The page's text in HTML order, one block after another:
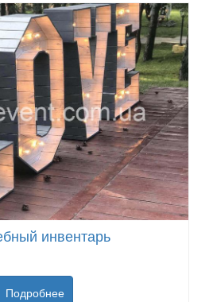
инвентарь
Подробнее